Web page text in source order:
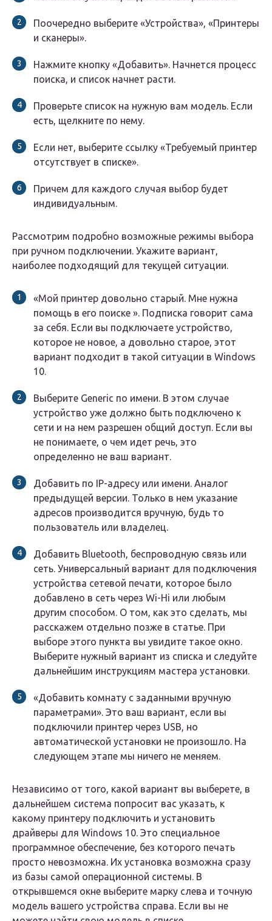
Поочередно выберите «Устройства», «Принтеры
и сканеры».
Нажмите кнопку «Добавить». Начнется процесс
поиска, и список начнет расти.
Проверьте список на нужную вам модель. Если
есть, щелкните по нему.
Если нет, выберите ссылку «Требуемый принтер
отсутствует в списке».
Причем для каждого случая выбор будет
индивидуальным.
Рассмотрим подробно возможные режимы выбора
при ручном подключении. Укажите вариант,
наиболее подходящий для текущей ситуации.
«Мой принтер довольно старый. Мне нужна
помощь в его поиске ». Подписка говорит сама
за себя. Если вы подключаете устройство,
которое не новое, а довольно старое, этот
вариант подходит в такой ситуации в Windows
10.
Выберите Generic по имени. В этом случае
устройство уже должно быть подключено к
сети и на нем разрешен общий доступ. Если вы
не понимаете, о чем идет речь, это
определенно не ваш вариант.
Добавить по IP-адресу или имени. Аналог
предыдущей версии. Только в нем указание
адресов производится вручную, будь то
пользователь или владелец.
Добавить Bluetooth, беспроводную связь или
сеть. Универсальный вариант для подключения
устройства сетевой печати, которое было
добавлено в сеть через Wi-Hi или любым
другим способом. О том, как это сделать, мы
расскажем отдельно позже в статье. При
выборе этого пункта вы увидите такое окно.
Выберите нужный вариант из списка и следуйте
дальнейшим инструкциям мастера установки.
«Добавить комнату с заданными вручную
параметрами». Это ваш вариант, если вы
подключили принтер через USB, но
автоматической установки не произошло. На
следующем этапе мы ничего не меняем.
Независимо от того, какой вариант вы выберете, в
дальнейшем система попросит вас указать, к
какому принтеру подключить и установить
драйверы для Windows 10. Это специальное
программное обеспечение, без которого печать
просто невозможна. Их установка возможна сразу
из базы самой операционной системы. В
открывшемся окне выберите марку слева и точную
модель вашего устройства справа. Если вы не